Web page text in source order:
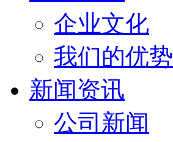
企业文化
我们的优势
新闻资讯
公司新闻